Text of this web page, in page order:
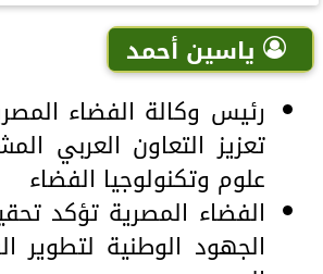
ياسين أحمد
رئيس وكالة الفضاء
تعزيز التعاون العربي
علوم وتكنولوجيا الفضاء
الفضاء المصرية تؤكد
الجهود الوطنية لتطوير